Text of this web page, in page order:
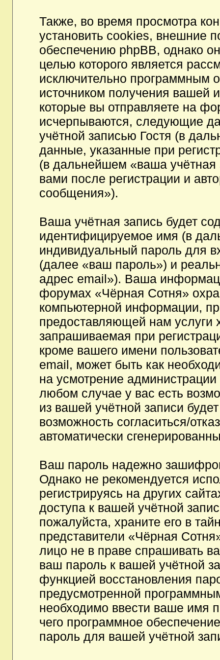
Также, во время просмотра
установить cookies, внешние
обеспечению phpBB, однако
целью которого является
исключительно программным
источником получения
которые вы отправляете на
исчерпываются, следующие
учётной записью Гостя (в
данные, указанные при
(в дальнейшем «ваша
вами после регистрации и
сообщения»).
Ваша учётная запись будет
идентифицируемое имя (в
индивидуальный пароль для
(далее «ваш пароль») и
адрес email»). Ваша
форумах «Чёрная Сотня»
компьютерной информации,
предоставляющей нам услуги
запрашиваемая при
кроме вашего имени
email, может быть как
на усмотрение
любом случае у вас есть
из вашей учётной записи
возможность согласиться/
автоматически
Ваш пароль надежно
Однако не рекомендуется
регистрируясь на других
доступа к вашей учётной
пожалуйста, храните его в
представители «Чёрная
лицо не в праве спрашивать
ваш пароль к вашей учётной
функцией восстановления
предусмотренной
необходимо ввести ваше имя
чего программное
пароль для вашей учётной